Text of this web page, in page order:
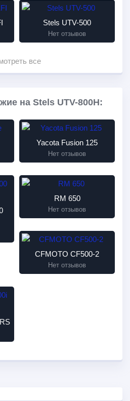
Stels UTV-500
Нет отзывов
все
на Stels UTV-800H:
Yacota Fusion 125
Нет отзывов
RM 650
Нет отзывов
CFMOTO CF500-2
Нет отзывов